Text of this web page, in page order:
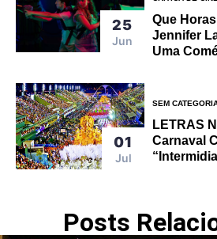
25
Jun
Que
Jennifer
Uma
01
Jul
SEM
LETRAS
Carnaval
Posts